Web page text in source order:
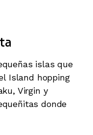
islas que
Island hopping
Virgin y
donde